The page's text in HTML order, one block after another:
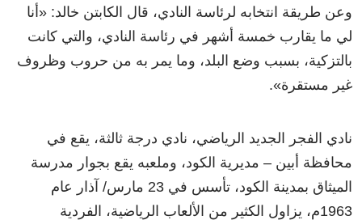
وعن طريقة انتخابه لرئاسة النادي، قال الكابتن خالد: «أنا
لي ما يقارب خمسة أشهر في رئاسة النادي، والتي كانت
بالتزكية، بسبب وضع البلد، وما يمر به من حروب وظروف
غير مستقرة»
.
نادي الفجر الجديد الرياضي، نادي درجة ثالثة، يقع في
محافظة أبين – مديرية الكود، وملعبه يقع بجوار مدرسة
الميثاق بمدينة الكود، تأسس في 23 مارس/ آذار عام
1963م، يزاول الكثير من الألعاب الرياضية، الفردية